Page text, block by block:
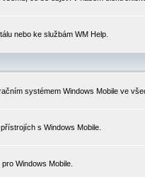
nebo ke službám WM Help.
systémem Windows Mobile ve
s Windows Mobile.
Windows Mobile.